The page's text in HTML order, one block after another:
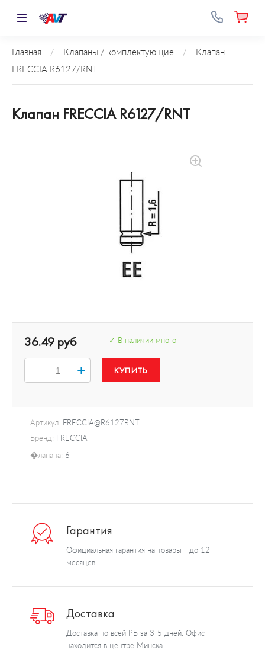
Главная / Клапаны / комплектующие /
Клапан
FRECCIA R6127/RNT
Клапан FRECCIA R6127/RNT
✓ В наличии много
Артикул: FRECCIA@R6127RNT
Бренд: FRECCIA
�лапана: 6
36.49 руб
+
Гарантия
Официальная гарантия на товары - до 12
месяцев
Доставка
Доставка по всей РБ за 3-5 дней. Офис
находится в центре Минска.